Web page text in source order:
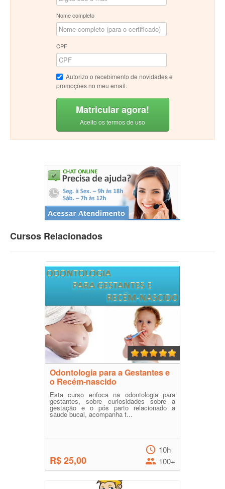
Nome completo
CPF
Autorizo o recebimento de novidades e
promoções no meu email.
Matricular agora!
Aceito os termos de uso
Cursos Relacionados
Odontologia para a Gestantes e
o Recém-nascido
Esta curso enfoca na odontologia para
gestantes, sobre curiosidades sobre a
gestação e o pós parto relacionado a
saude bucal, acompanha t...
R$ 25,00
10h
100+